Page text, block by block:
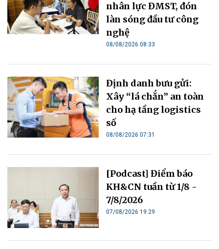
nhân lực ĐMST, đón
làn sóng đầu tư công
nghệ
08/08/2026 08:33
Định danh bưu gửi:
Xây “lá chắn” an toàn
cho hạ tầng logistics
số
08/08/2026 07:31
[Podcast] Điểm báo
KH&CN tuần từ 1/8 -
7/8/2026
07/08/2026 19:29